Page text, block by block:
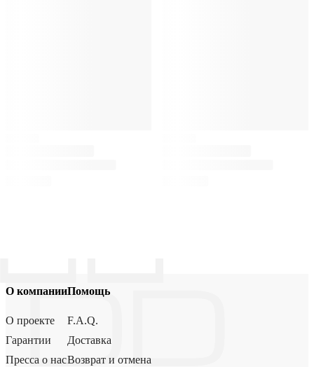
О компании
О проекте
Гарантии
Пресса о нас
Помощь
F.A.Q.
Доставка
Возврат и отмена